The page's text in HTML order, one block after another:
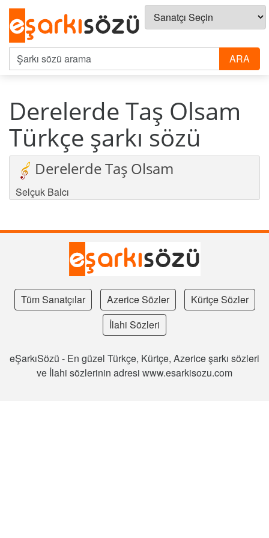
Derelerde Taş Olsam
Türkçe şarkı sözü
Derelerde Taş Olsam
Selçuk Balcı
Tüm Sanatçılar Azerice Sözler
Kürtçe Sözler
İlahi Sözleri
eŞarkıSözü - En güzel Türkçe, Kürtçe, Azerice şarkı sözleri
ve İlahi sözlerinin adresi www.esarkisozu.com